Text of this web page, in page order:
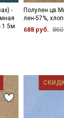
-
Полулен
лен-57%,
688 руб.